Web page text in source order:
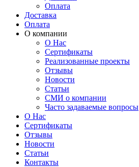
Оплата
Доставка
Оплата
О компании
О Нас
Сертификаты
Реализованные проекты
Отзывы
Новости
Статьи
СМИ о компании
Часто задаваемые вопросы
О Нас
Сертификаты
Отзывы
Новости
Статьи
Контакты